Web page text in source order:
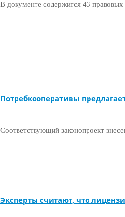
В документе содержится 43
Потребкооперативы
Соответствующий законопроект
Эксперты считают, что